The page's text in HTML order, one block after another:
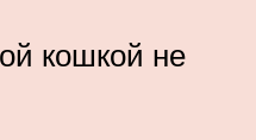
кошкой не